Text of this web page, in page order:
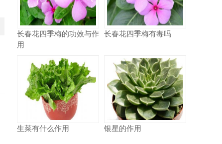
长春花四季梅的功效与作
用
长春花四季梅有毒吗
生菜有什么作用 银星的作用